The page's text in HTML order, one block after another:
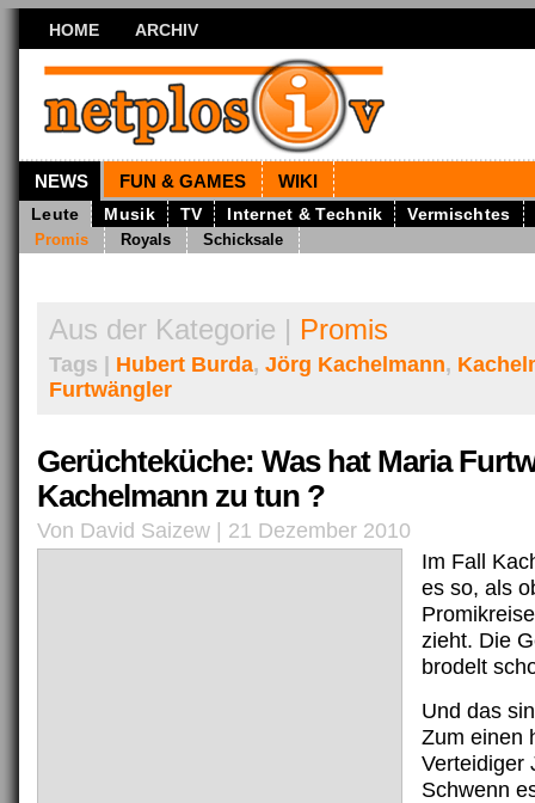
HOME ARCHIV
NEWS FUN & GAMES WIKI
Leute Musik TV Internet & Technik Vermischtes
Promis Royals Schicksale
Aus der Kategorie | Promis
Tags | Hubert Burda, Jörg Kachelmann,
Furtwängler
Gerüchteküche: Was hat Maria
Kachelmann zu tun ?
Von David Saizew | 21 Dezember 2010
Im Fall
es so, als
zieht. Die
brodelt
Und das
Zum einen
Verteidiger
Schwenn